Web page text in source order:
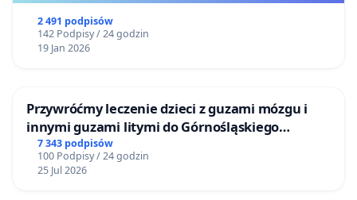
2 491 podpisów
142 Podpisy / 24 godzin
19 Jan 2026
Przywróćmy leczenie dzieci z guzami mózgu i
innymi guzami litymi do Górnośląskiego
Centrum Zdrowia Dziecka w Katowicach
7 343 podpisów
100 Podpisy / 24 godzin
25 Jul 2026